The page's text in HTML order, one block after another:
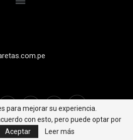
para mejorar su experiencia.
con esto, pero puede optar por
Aceptar Leer más